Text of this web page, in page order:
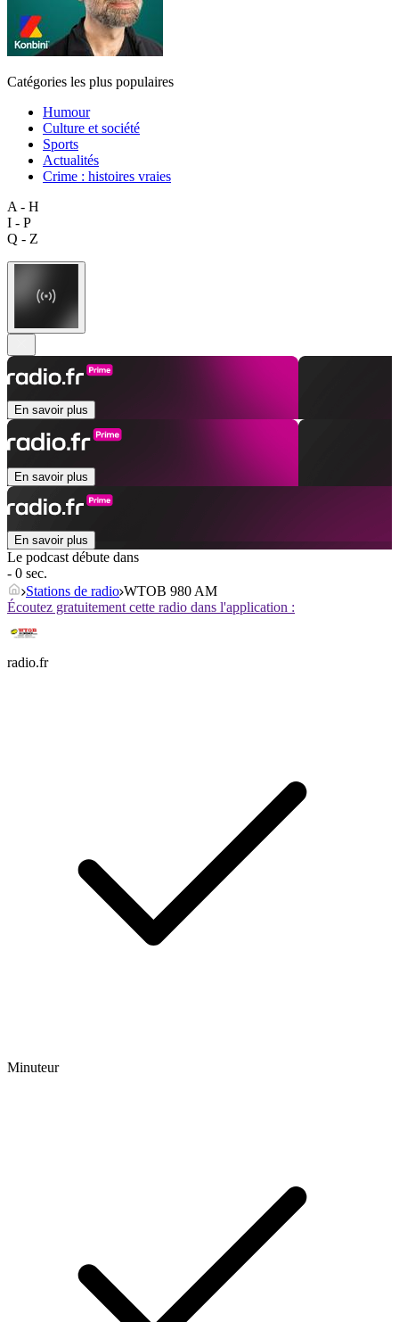
Catégories les plus populaires
Humour
Culture et société
Sports
Actualités
Crime : histoires vraies
A - H
I - P
Q - Z
En savoir plus
En savoir plus
En savoir plus
Le podcast débute dans
- 0 sec.
Stations de radio WTOB 980 AM
Écoutez gratuitement cette radio dans l'application :
radio.fr
Minuteur